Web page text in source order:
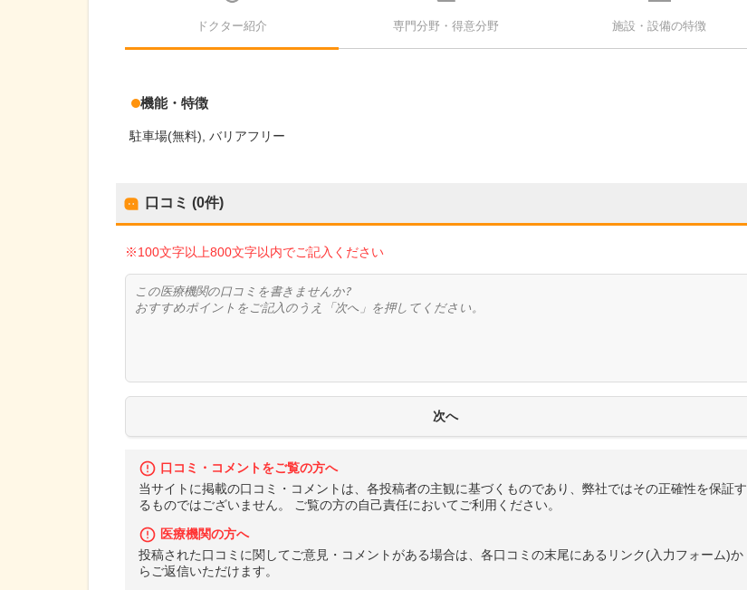
ドクター紹介 専門分野・得意分野 施設・設備の特徴
機能・特徴
駐車場(無料) バリアフリー
口コミ (0件)
※100文字以上800文字以内でご記入ください
口コミ・コメントをご覧の方へ
当サイトに掲載の口コミ・コメントは、各投稿者の主観に基づくものであり、弊社ではその正確性を保証す
るものではございません。 ご覧の方の自己責任においてご利用ください。
医療機関の方へ
投稿された口コミに関してご意見・コメントがある場合は、各口コミの末尾にあるリンク(入力フォーム)か
らご返信いただけます。